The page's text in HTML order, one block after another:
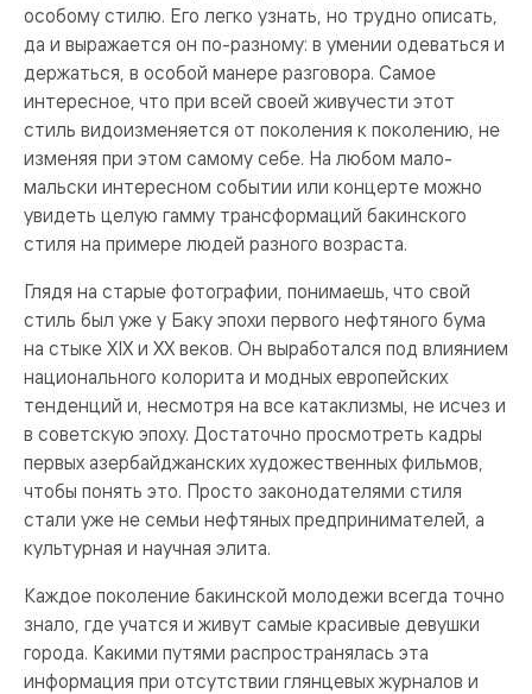
особому стилю. Его легко узнать, но трудно описать,
да и выражается он по-разному: в умении одеваться и
держаться, в особой манере разговора. Самое
интересное, что при всей своей живучести этот
стиль видоизменяется от поколения к поколению, не
изменяя при этом самому себе. На любом мало-
мальски интересном событии или концерте можно
увидеть целую гамму трансформаций бакинского
стиля на примере людей разного возраста.
Глядя на старые фотографии, понимаешь, что свой
стиль был уже у Баку эпохи первого нефтяного бума
на стыке XIX и XX веков. Он выработался под влиянием
национального колорита и модных европейских
тенденций и, несмотря на все катаклизмы, не исчез и
в советскую эпоху. Достаточно просмотреть кадры
первых азербайджанских художественных фильмов,
чтобы понять это. Просто законодателями стиля
стали уже не семьи нефтяных предпринимателей, а
культурная и научная элита.
Каждое поколение бакинской молодежи всегда точно
знало, где учатся и живут самые красивые девушки
города. Какими путями распространялась эта
информация при отсутствии глянцевых журналов и